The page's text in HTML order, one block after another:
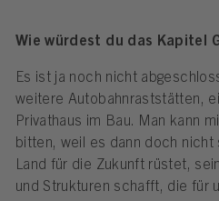
Wie würdest du das Kapitel
Es ist ja noch nicht
weitere Autobahnraststätten,
Privathaus im Bau. Man kann
bitten, weil es dann doch
Land für die Zukunft rüstet,
und Strukturen schafft, die für